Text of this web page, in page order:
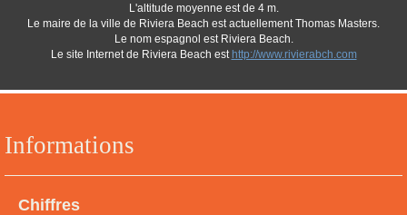
Informations
Chiffres
L'altitude moyenne est de 4 m.
Le maire de la ville de Riviera Beach est actuellement Thomas Masters.
Le nom espagnol est Riviera Beach.
Le site Internet de Riviera Beach est http://www.rivierabch.com